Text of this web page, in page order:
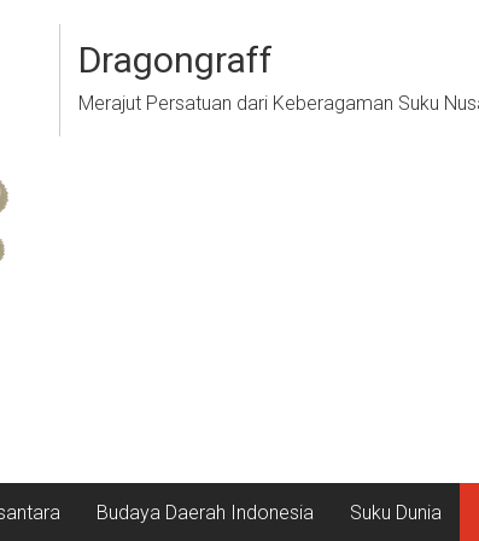
Dragongraff
Merajut Persatuan dari Keberagaman Suku
Budaya Daerah Indonesia Suku Dunia